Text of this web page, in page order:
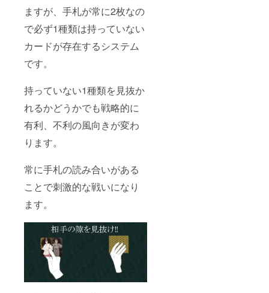
ますが、手札が常に2枚なの
で必ず1種類は持っていない
カードが存在するシステム
です。
持っていない1種類を見抜か
れるかどうかでも戦略的に
有利、不利の風向きが変わ
ります。
常に手札の読み合いがある
ことで刺激的な戦いになり
ます。